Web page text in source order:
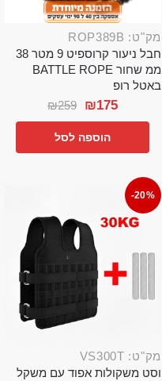
מק"ט: ROP389B
חבל ניעור קרוספיט 9 מטר 38
ממ שחור BATTLE ROPE
באטל רופ
₪259 ₪175
הוספה לסל
-20%
מק"ט: VS300T
וסט משקולות אפוד עם משקל